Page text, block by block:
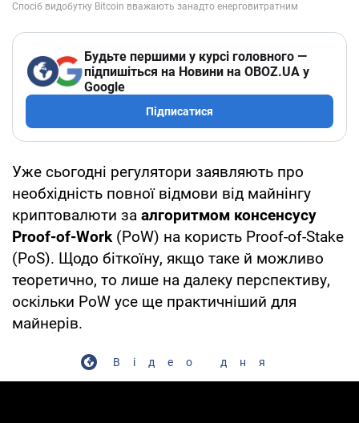
Будьте першими у курсі головного —
підпишіться на Новини на OBOZ.UA у
Google
Підписатися
Уже сьогодні регулятори заявляють про
необхідність повної відмови від майнінгу
криптовалюти за алгоритмом консенсусу
Proof-of-Work (PoW) на користь Proof-of-Stake
(PoS). Щодо біткоїну, якщо таке й можливо
теоретично, то лише на далеку перспективу,
оскільки PoW усе ще практичніший для
майнерів.
Відео дня